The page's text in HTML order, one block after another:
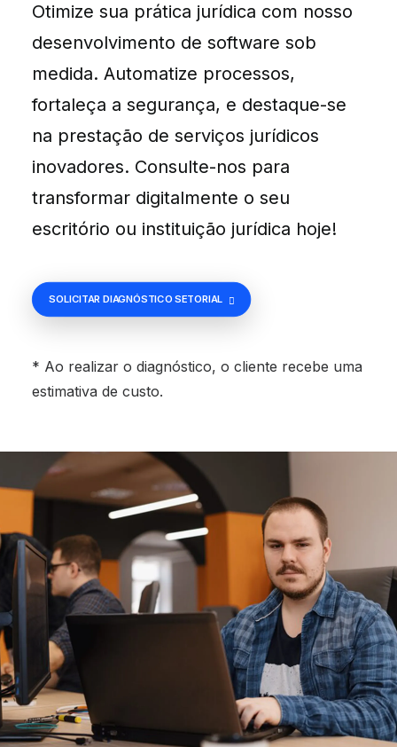
Otimize sua prática jurídica com nosso
desenvolvimento de software sob
medida. Automatize processos,
fortaleça a segurança, e destaque-se
na prestação de serviços jurídicos
inovadores. Consulte-nos para
transformar digitalmente o seu
escritório ou instituição jurídica hoje!
SOLICITAR DIAGNÓSTICO SETORIAL
* Ao realizar o diagnóstico, o cliente recebe uma
estimativa de custo.